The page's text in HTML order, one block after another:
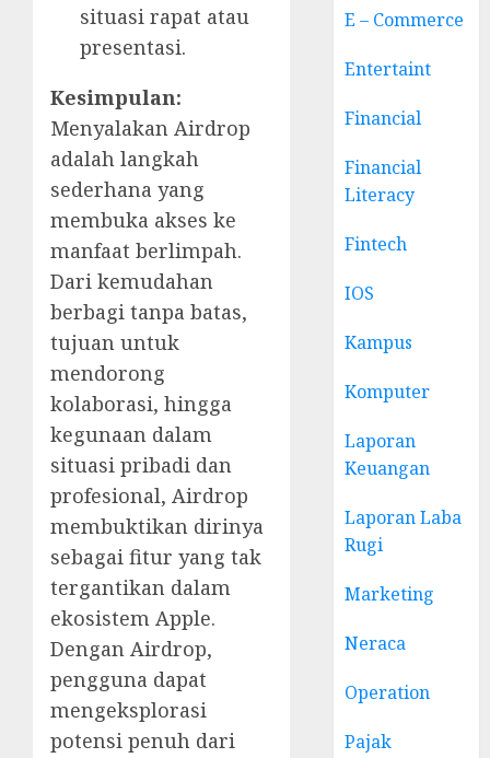
situasi rapat atau
presentasi.
Kesimpulan:
Menyalakan Airdrop
adalah langkah
sederhana yang
membuka akses ke
manfaat berlimpah.
Dari kemudahan
berbagi tanpa batas,
tujuan untuk
mendorong
kolaborasi, hingga
kegunaan dalam
situasi pribadi dan
profesional, Airdrop
membuktikan dirinya
sebagai fitur yang tak
tergantikan dalam
ekosistem Apple.
Dengan Airdrop,
pengguna dapat
mengeksplorasi
potensi penuh dari
E – Commerce
Entertaint
Financial
Financial
Literacy
Fintech
IOS
Kampus
Komputer
Laporan
Keuangan
Laporan Laba
Rugi
Marketing
Neraca
Operation
Pajak